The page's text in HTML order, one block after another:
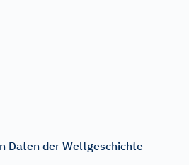
Daten der Weltgeschichte